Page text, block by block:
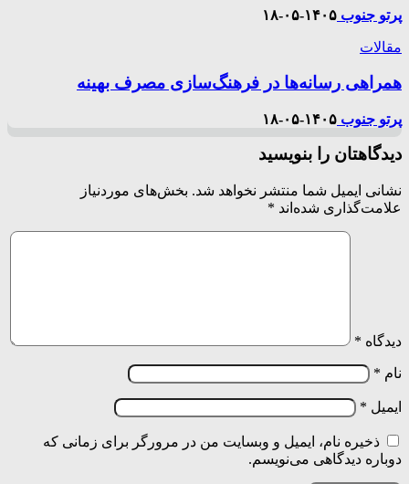
پرتو جنوب ۱۴۰۵-۰۵-۱۸
مقالات
همراهی رسانه‌ها در فرهنگ‌سازی مصرف بهینه
پرتو جنوب ۱۴۰۵-۰۵-۱۸
دیدگاهتان را بنویسید
نشانی ایمیل شما منتشر نخواهد شد. بخش‌های موردنیاز
علامت‌گذاری شده‌اند *
دیدگاه *
نام *
ایمیل *
ذخیره نام، ایمیل و وبسایت من در مرورگر برای زمانی که
دوباره دیدگاهی می‌نویسم.